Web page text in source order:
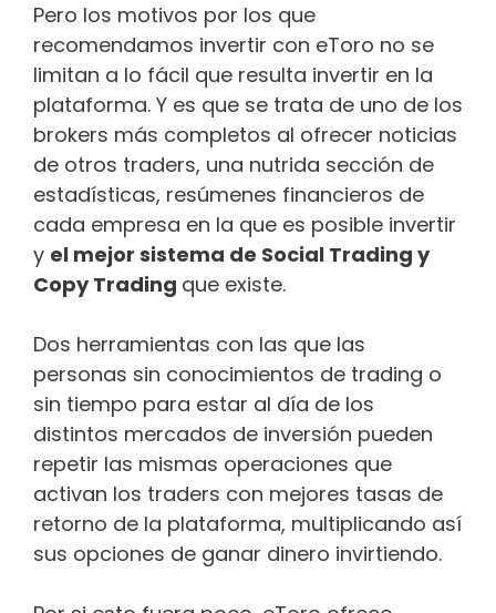
Pero los motivos por los que
recomendamos invertir con eToro no se
limitan a lo fácil que resulta invertir en la
plataforma. Y es que se trata de uno de los
brokers más completos al ofrecer noticias
de otros traders, una nutrida sección de
estadísticas, resúmenes financieros de
cada empresa en la que es posible invertir
y el mejor sistema de Social Trading y
Copy Trading que existe.
Dos herramientas con las que las
personas sin conocimientos de trading o
sin tiempo para estar al día de los
distintos mercados de inversión pueden
repetir las mismas operaciones que
activan los traders con mejores tasas de
retorno de la plataforma, multiplicando así
sus opciones de ganar dinero invirtiendo.